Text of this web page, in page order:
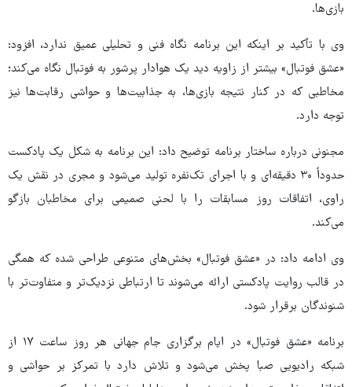
بازی‌ها.
وی با تأکید بر اینکه این برنامه نگاه فنی و تحلیلی عمیق ندارد، افزود:
«عشق فوتبال» بیشتر از زاویه دید یک هوادار پرشور به فوتبال نگاه می‌کند؛
مخاطبی که در کنار نتیجه بازی‌ها، به جذابیت‌ها و حواشی رقابت‌ها نیز
توجه دارد.
مجنونی درباره ساختار برنامه توضیح داد: این برنامه به شکل یک پادکست
حدوداً ۳۰ دقیقه‌ای و با اجرای تک‌نفره تولید می‌شود و مجری در نقش یک
راوی، اتفاقات روز مسابقات را با لحنی صمیمی برای مخاطبان بازگو
می‌کند.
وی ادامه داد: در «عشق فوتبال» بخش‌های متنوعی طراحی شده که همگی
در قالب روایت پادکستی ارائه می‌شوند تا ارتباطی نزدیک‌تر و متفاوت‌تر با
شنوندگان برقرار شود.
برنامه «عشق فوتبال» در ایام برگزاری جام جهانی هر روز ساعت ۱۷ از
شبکه رادیویی صبا پخش می‌شود و تلاش دارد با تمرکز بر حواشی و